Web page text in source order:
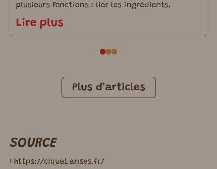
plusieurs fonctions : lier les ingrédients,
Lire plus
Plus d’articles
SOURCE
¹ https://ciqual.anses.fr/